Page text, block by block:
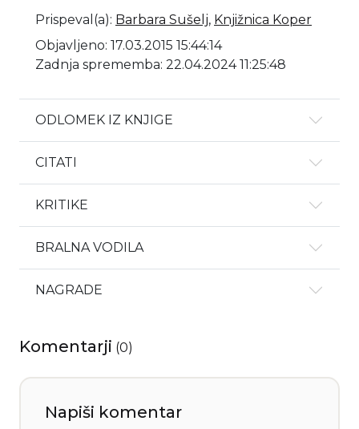
Prispeval(a): Barbara Sušelj, Knjižnica Koper
Objavljeno: 17.03.2015 15:44:14
Zadnja sprememba: 22.04.2024 11:25:48
ODLOMEK IZ KNJIGE
CITATI
KRITIKE
BRALNA VODILA
NAGRADE
Komentarji (0)
Napiši komentar